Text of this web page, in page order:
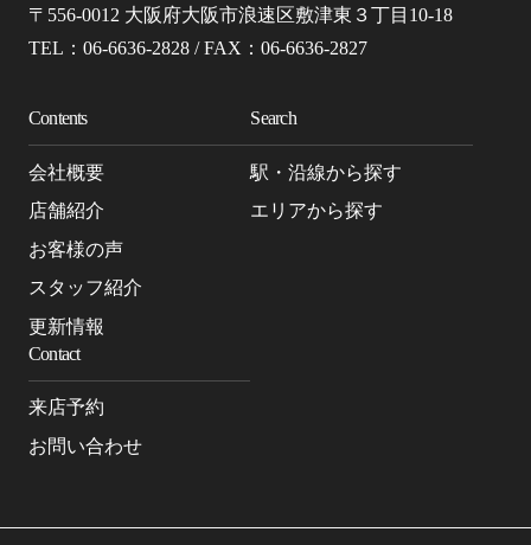
〒556-0012 大阪府大阪市浪速区敷津東３丁目10-18
TEL：06-6636-2828 / FAX：06-6636-2827
Contents
会社概要
店舗紹介
お客様の声
スタッフ紹介
更新情報
Search
駅・沿線から探す
エリアから探す
Contact
来店予約
お問い合わせ